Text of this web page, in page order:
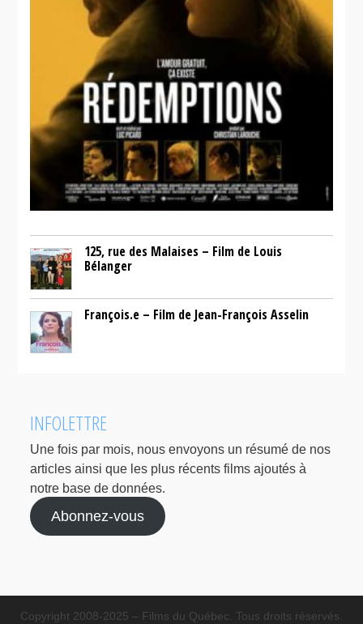
125, rue des Malaises – Film de Louis
Bélanger
François.e – Film de Jean-François Asselin
INFOLETTRE
Une fois par mois, nous envoyons un résumé de nos
articles ainsi que les plus récents films ajoutés à
notre base de données.
Abonnez-vous
Copyright 2008-2025 – Films du Québec. Tous droits réservés.